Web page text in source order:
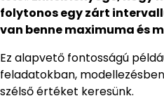
folytonos egy zárt
van benne maximuma és
Ez alapvető fontosságú
feladatokban,
szélső értéket keresünk.